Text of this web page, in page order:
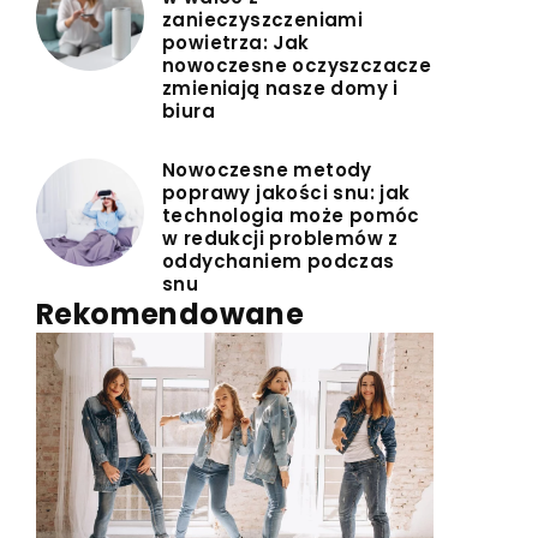
zanieczyszczeniami
powietrza: Jak
nowoczesne oczyszczacze
zmieniają nasze domy i
biura
Nowoczesne metody
poprawy jakości snu: jak
technologia może pomóc
w redukcji problemów z
oddychaniem podczas
snu
Rekomendowane